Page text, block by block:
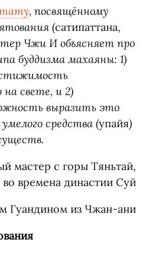
, посвящённому
(сатипаттана,
Чжи И объясняет про
буддизма махаяны: 1)
на свете, и 2)
выразить это
средства (упайя)
мастер с горы Тяньтай,
времена династии Суй
Гуандином из Чжан-ани